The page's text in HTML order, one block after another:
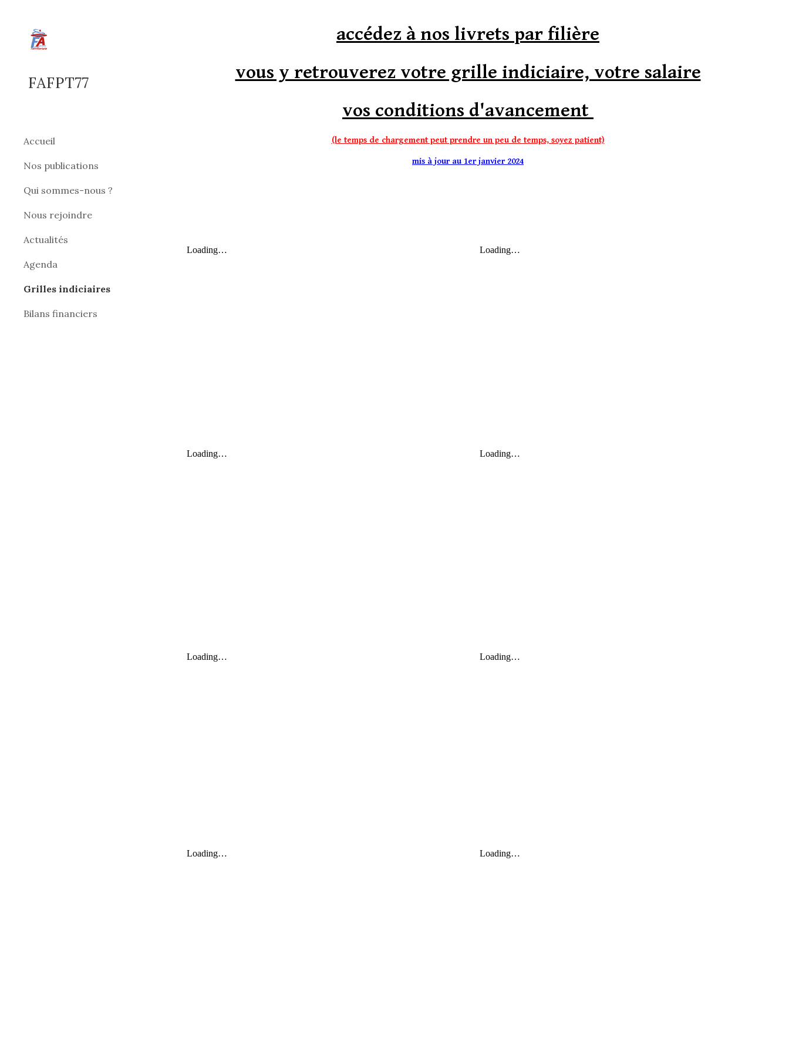
FAFPT77
Accueil
Nos publications
Qui sommes-nous ?
Nous rejoindre
Actualités
Agenda
Grilles indiciaires
Bilans financiers
accédez à nos livrets par filière
vous y retrouverez votre grille indiciaire, votre salaire
vos conditions d'avancement
(le temps de chargement peut prendre un peu de temps, soyez patient)
mis à jour au 1er janvier 2024